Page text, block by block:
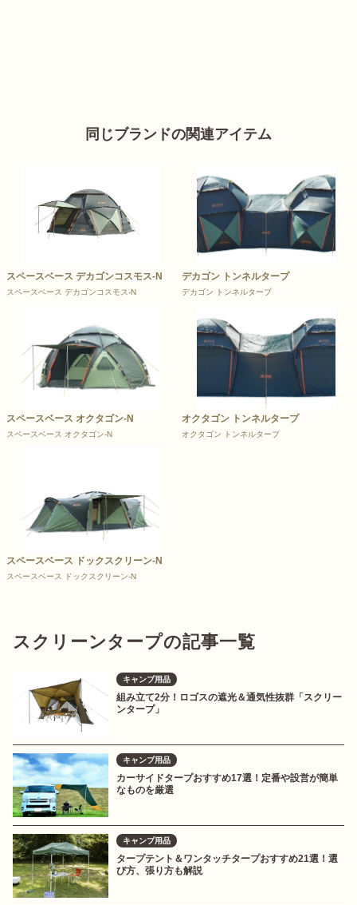
同じブランドの関連アイテム
スペースベース デカゴンコスモス-N
スペースベース デカゴンコスモス-N
デカゴン トンネルタープ
デカゴン トンネルタープ
スペースベース オクタゴン-N
スペースベース オクタゴン-N
オクタゴン トンネルタープ
オクタゴン トンネルタープ
スペースベース ドックスクリーン-N
スペースベース ドックスクリーン-N
スクリーンタープの記事一覧
キャンプ用品
組み立て2分！ロゴスの遮光＆通気性抜群「スクリー
ンタープ」
キャンプ用品
カーサイドタープおすすめ17選！定番や設営が簡単
なものを厳選
キャンプ用品
タープテント＆ワンタッチタープおすすめ21選！選
び方、張り方も解説